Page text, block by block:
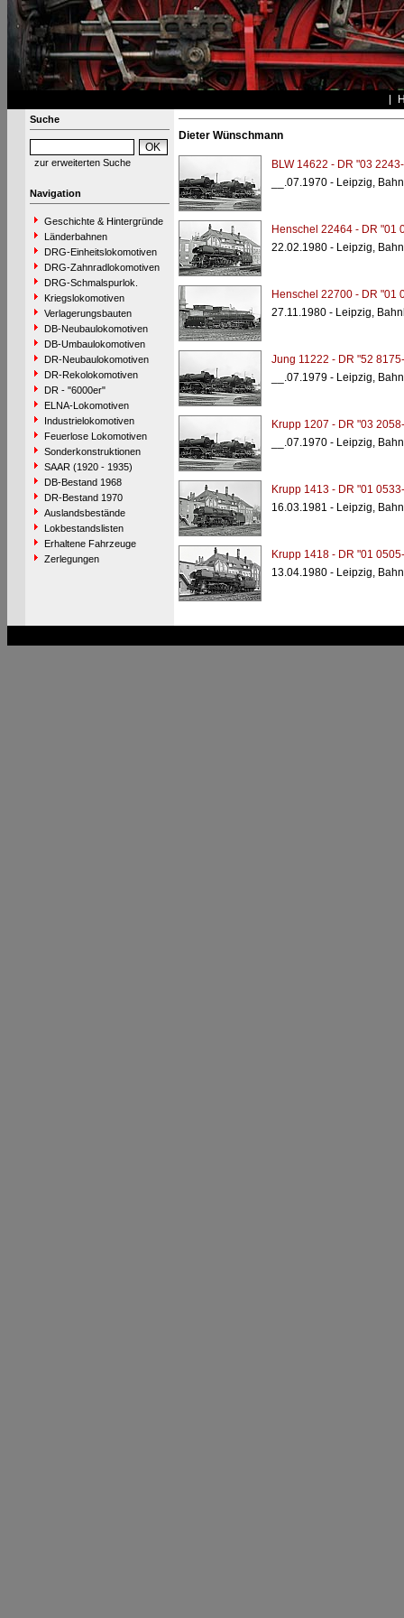
Suche
zur erweiterten Suche
Navigation
Geschichte & Hintergründe
Länderbahnen
DRG-Einheitslokomotiven
DRG-Zahnradlokomotiven
DRG-Schmalspurlok.
Kriegslokomotiven
Verlagerungsbauten
DB-Neubaulokomotiven
DB-Umbaulokomotiven
DR-Neubaulokomotiven
DR-Rekolokomotiven
DR - "6000er"
ELNA-Lokomotiven
Industrielokomotiven
Feuerlose Lokomotiven
Sonderkonstruktionen
SAAR (1920 - 1935)
DB-Bestand 1968
DR-Bestand 1970
Auslandsbestände
Lokbestandslisten
Erhaltene Fahrzeuge
Zerlegungen
Dieter Wünschmann
BLW 14622 - DR "03
__.07.1970 - Leipzig,
Henschel 22464 - DR "01
22.02.1980 - Leipzig,
Henschel 22700 - DR "01
27.11.1980 - Leipzig,
Jung 11222 - DR "52
__.07.1979 - Leipzig,
Krupp 1207 - DR "03
__.07.1970 - Leipzig,
Krupp 1413 - DR "01
16.03.1981 - Leipzig,
Krupp 1418 - DR "01
13.04.1980 - Leipzig,